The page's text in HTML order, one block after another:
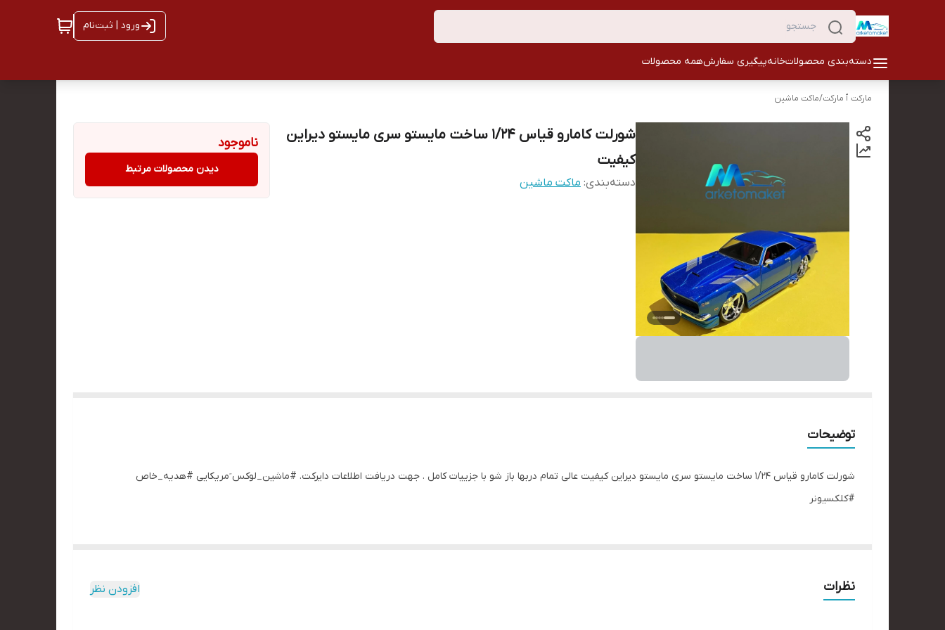
ورود | ثبت‌نام
دسته‌بندی محصولاتخانهپیگیری سفارشهمه محصولات
مارکت ٱ مارکت/ماکت ماشین
شورلت کامارو قیاس ۱/۲۴ ساخت مایستو سری مایستو دیراین
کیفیت
دسته‌بندی: ماکت ماشین
ناموجود
دیدن محصولات مرتبط
توضیحات
شورلت کامارو قیاس ۱/۲۴ ساخت مایستو سری مایستو دیراین کیفیت عالی تمام دربها باز شو با جزییات کامل . جهت دریافت اطلاعات دایرکت. #ماشین_لوکس ٓمریکایی #هدیه_خاص
#کلکسیونر
نظرات افزودن نظر